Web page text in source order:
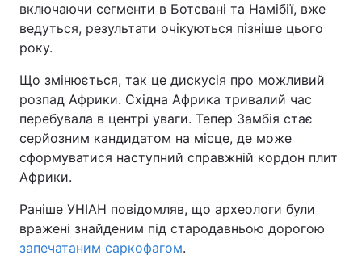
включаючи сегменти в Ботсвані та Намібії, вже
ведуться, результати очікуються пізніше цього
року.
Що змінюється, так це дискусія про можливий
розпад Африки. Східна Африка тривалий час
перебувала в центрі уваги. Тепер Замбія стає
серйозним кандидатом на місце, де може
сформуватися наступний справжній кордон плит
Африки.
Раніше УНІАН повідомляв, що археологи були
вражені знайденим під стародавньою дорогою
запечатаним саркофагом.